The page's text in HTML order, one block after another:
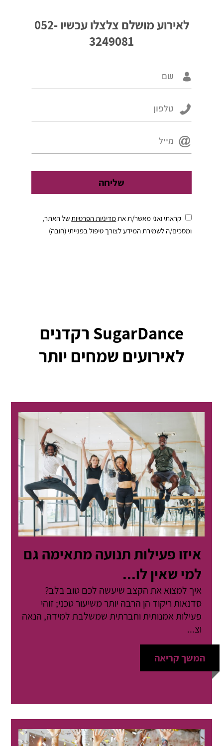
לאירוע מושלם צלצלו עכשיו052-
3249081
קראתי ואני מאשר/ת אתמדיניות הפרטיותשל האתר,
ומסכים/ה לשמירת המידע לצורך טיפול בפנייתי (חובה)
SugarDance רקדנים
לאירועים שמחים יותר
איזו פעילות תנועה מתאימה גם
למי שאין לו...
איך למצוא את הקצב שיעשה לכם טוב בלב?
סדנאות ריקוד הן הרבה יותר משיעור טכני; זוהי
פעילות אמנותית וחברתית שמשלבת למידה, הנאה
וצ...
המשך קריאה